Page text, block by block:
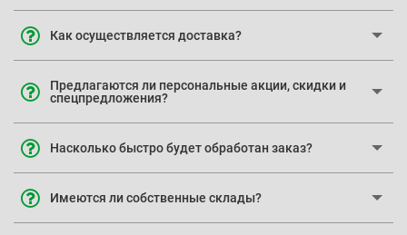
Как осуществляется доставка?
Предлагаются ли персональные акции, скидки и
спецпредложения?
Насколько быстро будет обработан заказ?
Имеются ли собственные склады?